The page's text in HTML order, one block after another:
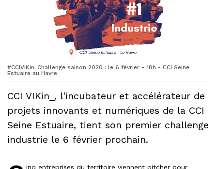
#CCIVIKin_Challenge saison 2020 : le 6 février - 18h - CCI Seine
Estuaire au Havre
CCI VIKin_, l'incubateur et accélérateur de
projets innovants et numériques de la CCI
Seine Estuaire, tient son premier challenge
industrie le 6 février prochain.
inq entreprises du territoire viennent pitcher pour